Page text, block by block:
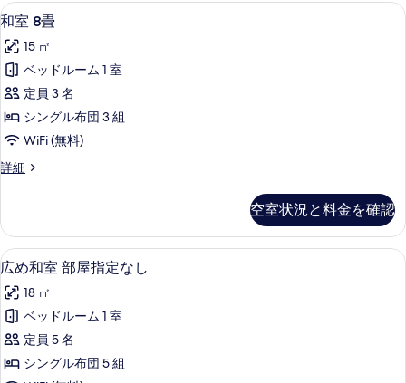
和
室
8
畳
の
す
べ
て
写
真
を
表
示
す
る
和室 8畳 | セーフティボックス (室内
5
和室 8畳
15 ㎡
ベッドルーム 1 室
定員 3 名
シングル布団 3 組
WiFi (無料)
詳細
和
の
詳
細
空室状況と料金を確認
広
め
和
室
部
屋
広め和室 部屋指定なし | セーフティ
6
広め和室 部屋指定なし
18 ㎡
ベッドルーム 1 室
定員 5 名
シングル布団 5 組